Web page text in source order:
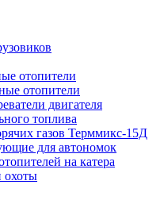
отопители
отопители
двигателя
топлива
газов Терммикс-15Д
для автономок
на катера
охоты